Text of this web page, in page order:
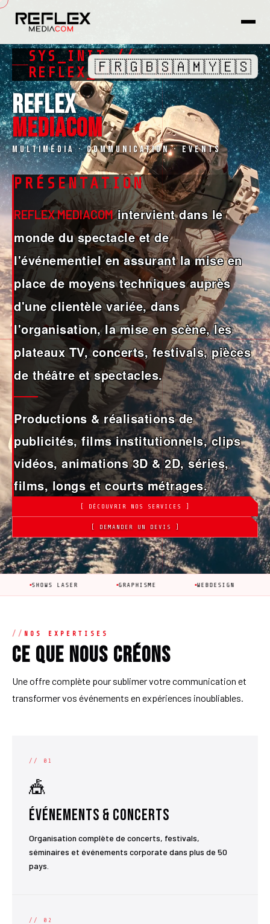
SYS_INIT //
REFLEX_MEDIACOM
REFLEX
MEDIACOM
Multimédia · Communication · Events
PRÉSENTATION
REFLEX MEDIACOMintervient dans le
monde du spectacle et de
l'événementiel en assurant la mise en
place de moyens techniques auprès
d'une clientèle variée, dans
l'organisation, la mise en scène, les
plateaux TV, concerts, festivals, pièces
de théâtre et spectacles.
Productions & réalisations de
publicités, films institutionnels, clips
vidéos, animations 3D & 2D, séries,
films, longs et courts métrages.
[ DÉCOUVRIR NOS SERVICES ]
[ DEMANDER UN DEVIS ]
LASER GRAPHISME WEBDESIGN
NOS EXPERTISES
Ce que nous créons
Une offre complète pour sublimer votre communication et
transformer vos événements en expériences inoubliables.
// 01
🎪
Événements & Concerts
Organisation complète de concerts, festivals,
séminaires et événements corporate dans plus de 50
pays.
// 02
🇫🇷🇬🇧🇸🇦🇲🇾🇪🇸